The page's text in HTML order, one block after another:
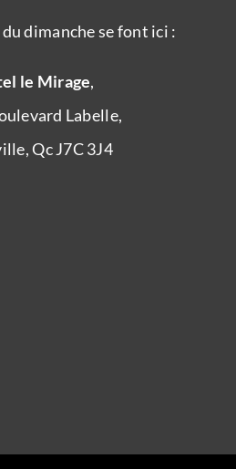
dimanche se font ici :
le Mirage,
Labelle,
Qc J7C 3J4